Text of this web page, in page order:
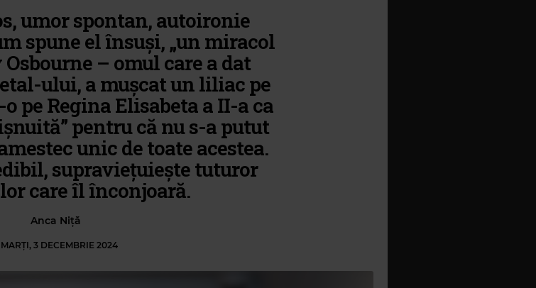
umor spontan, autoironie
spune el însuși, „un miracol
– omul care a dat
ului, a mușcat un liliac pe
pe Regina Elisabeta a II-a ca
pentru că nu s-a putut
unic de toate acestea.
supraviețuiește tuturor
care îl înconjoară.
Anca Niță
MARȚI, 3 DECEMBRIE 2024